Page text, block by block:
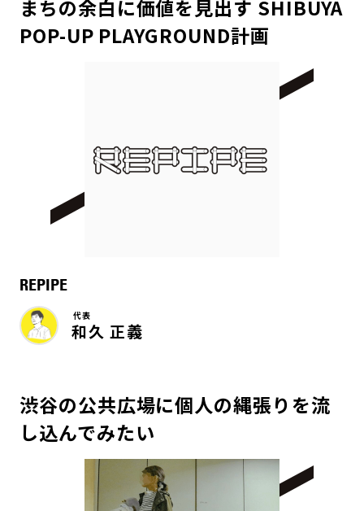
まちの余白に価値を見出す SHIBUYA
POP-UP PLAYGROUND計画
REPIPE
代表
和久 正義
渋谷の公共広場に個人の縄張りを流
し込んでみたい